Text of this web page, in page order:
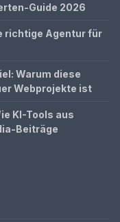
Guide 2026
richtige Agentur für
Warum diese
Webprojekte ist
KI-Tools aus
Beiträge